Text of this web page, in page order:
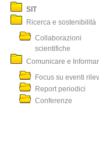
SIT
Ricerca e sostenibilità
Collaborazioni
scientifiche
Comunicare e
Focus su eventi
Report periodici
Conferenze